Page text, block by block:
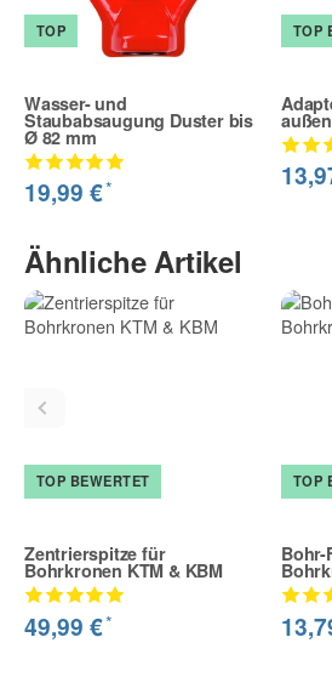
TOP
Wasser- und
Staubabsaugung Duster bis
Ø 82 mm
19,99 €*
TOP
Ähnliche Artikel
TOP BEWERTET
Zentrierspitze für
Bohrkronen KTM & KBM
49,99 €*
TOP